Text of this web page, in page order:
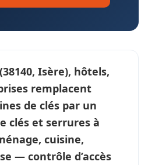
(38140, Isère), hôtels,
remplacent
de clés par un
clés et serrures à
cuisine,
— contrôle d’accès